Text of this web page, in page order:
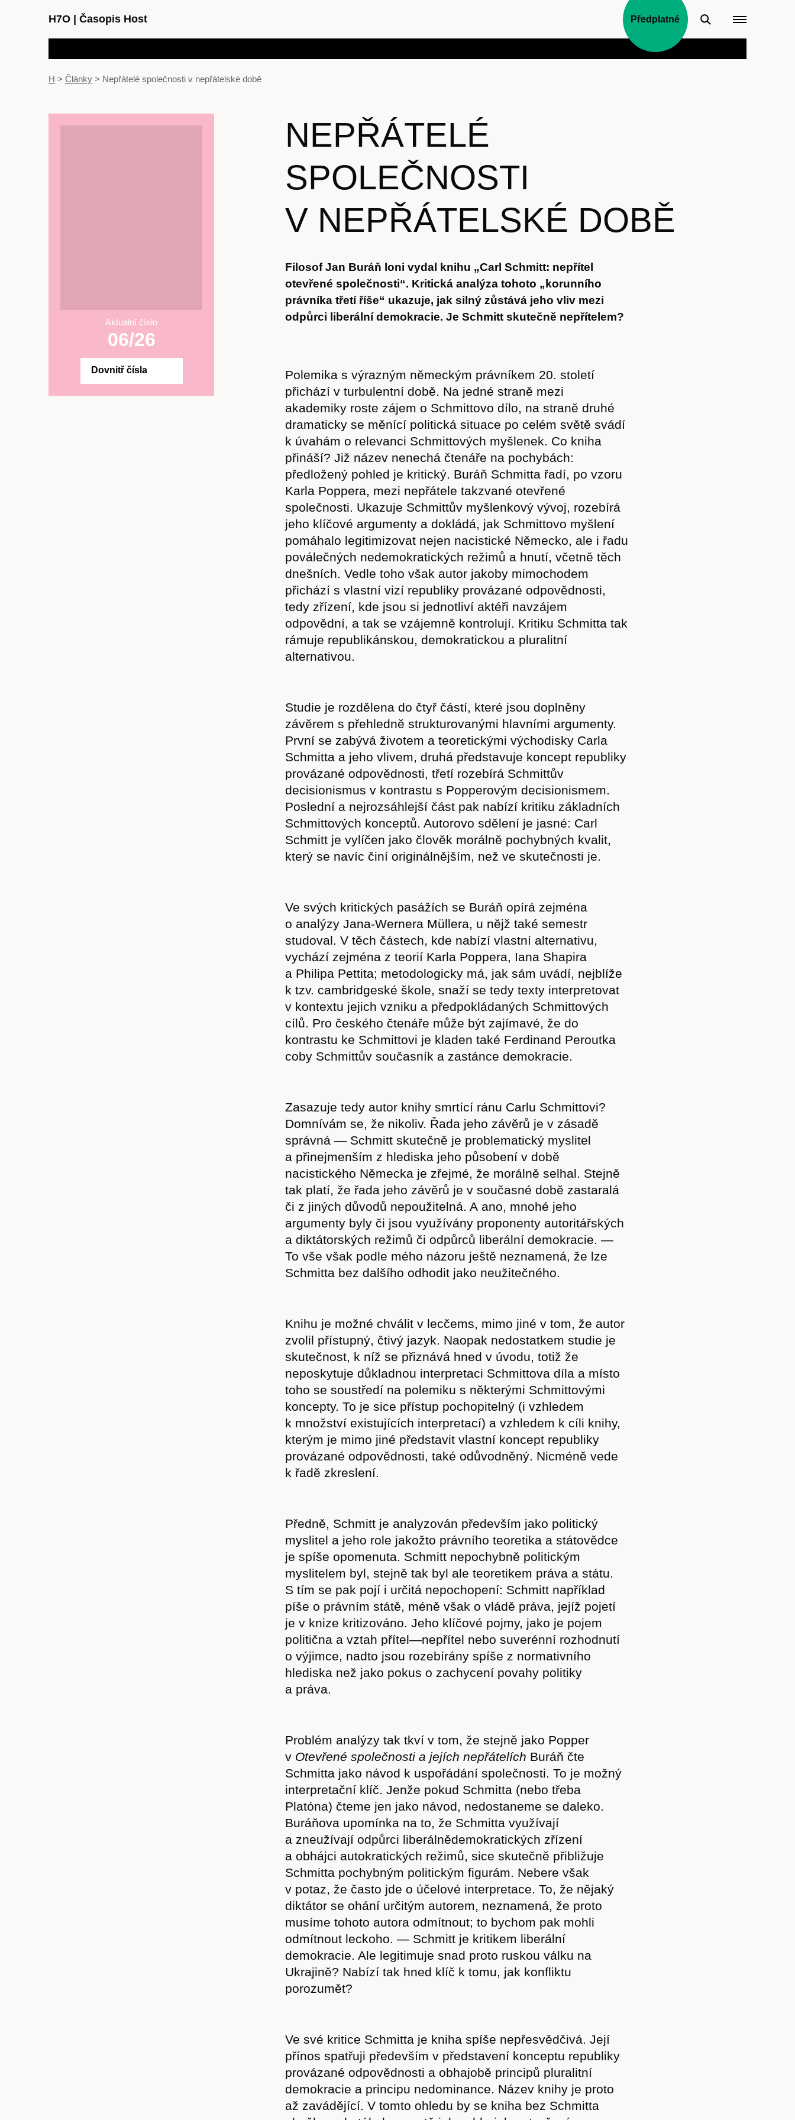
H7O Časopis Host Předplatné
Časopis
Hostcast Akce
Obchod
H > Články > Nepřátelé společnosti v nepřátelské době
Aktuální číslo
06/26
Dovnitř čísla
NEPŘÁTELÉ
SPOLEČNOSTI
V NEPŘÁTELSKÉ DOBĚ
Filosof Jan Buráň loni vydal knihu „Carl Schmitt: nepřítel
otevřené společnosti“. Kritická analýza tohoto „korunního
právníka třetí říše“ ukazuje, jak silný zůstává jeho vliv mezi
odpůrci liberální demokracie. Je Schmitt skutečně nepřítelem?
Polemika s výrazným německým právníkem 20. století
přichází v turbulentní době. Na jedné straně mezi
akademiky roste zájem o Schmittovo dílo, na straně druhé
dramaticky se měnící politická situace po celém světě svádí
k úvahám o relevanci Schmittových myšlenek. Co kniha
přináší? Již název nenechá čtenáře na pochybách:
předložený pohled je kritický. Buráň Schmitta řadí, po vzoru
Karla Poppera, mezi nepřátele takzvané otevřené
společnosti. Ukazuje Schmittův myšlenkový vývoj, rozebírá
jeho klíčové argumenty a dokládá, jak Schmittovo myšlení
pomáhalo legitimizovat nejen nacistické Německo, ale i řadu
poválečných nedemokratických režimů a hnutí, včetně těch
dnešních. Vedle toho však autor jakoby mimochodem
přichází s vlastní vizí republiky provázané odpovědnosti,
tedy zřízení, kde jsou si jednotliví aktéři navzájem
odpovědní, a tak se vzájemně kontrolují. Kritiku Schmitta tak
rámuje republikánskou, demokratickou a pluralitní
alternativou.
Studie je rozdělena do čtyř částí, které jsou doplněny
závěrem s přehledně strukturovanými hlavními argumenty.
První se zabývá životem a teoretickými východisky Carla
Schmitta a jeho vlivem, druhá představuje koncept republiky
provázané odpovědnosti, třetí rozebírá Schmittův
decisionismus v kontrastu s Popperovým decisionismem.
Poslední a nejrozsáhlejší část pak nabízí kritiku základních
Schmittových konceptů. Autorovo sdělení je jasné: Carl
Schmitt je vylíčen jako člověk morálně pochybných kvalit,
který se navíc činí originálnějším, než ve skutečnosti je.
Ve svých kritických pasážích se Buráň opírá zejména
o analýzy Jana-Wernera Müllera, u nějž také semestr
studoval. V těch částech, kde nabízí vlastní alternativu,
vychází zejména z teorií Karla Poppera, Iana Shapira
a Philipa Pettita; metodologicky má, jak sám uvádí, nejblíže
k tzv. cambridgeské škole, snaží se tedy texty interpretovat
v kontextu jejich vzniku a předpokládaných Schmittových
cílů. Pro českého čtenáře může být zajímavé, že do
kontrastu ke Schmittovi je kladen také Ferdinand Peroutka
coby Schmittův současník a zastánce demokracie.
Zasazuje tedy autor knihy smrtící ránu Carlu Schmittovi?
Domnívám se, že nikoliv. Řada jeho závěrů je v zásadě
správná — Schmitt skutečně je problematický myslitel
a přinejmenším z hlediska jeho působení v době
nacistického Německa je zřejmé, že morálně selhal. Stejně
tak platí, že řada jeho závěrů je v současné době zastaralá
či z jiných důvodů nepoužitelná. A ano, mnohé jeho
argumenty byly či jsou využívány proponenty autoritářských
a diktátorských režimů či odpůrců liberální demokracie. —
To vše však podle mého názoru ještě neznamená, že lze
Schmitta bez dalšího odhodit jako neužitečného.
Knihu je možné chválit v lecčems, mimo jiné v tom, že autor
zvolil přístupný, čtivý jazyk. Naopak nedostatkem studie je
skutečnost, k níž se přiznává hned v úvodu, totiž že
neposkytuje důkladnou interpretaci Schmittova díla a místo
toho se soustředí na polemiku s některými Schmittovými
koncepty. To je sice přístup pochopitelný (i vzhledem
k množství existujících interpretací) a vzhledem k cíli knihy,
kterým je mimo jiné představit vlastní koncept republiky
provázané odpovědnosti, také odůvodněný. Nicméně vede
k řadě zkreslení.
Předně, Schmitt je analyzován především jako politický
myslitel a jeho role jakožto právního teoretika a státovědce
je spíše opomenuta. Schmitt nepochybně politickým
myslitelem byl, stejně tak byl ale teoretikem práva a státu.
S tím se pak pojí i určitá nepochopení: Schmitt například
píše o právním státě, méně však o vládě práva, jejíž pojetí
je v knize kritizováno. Jeho klíčové pojmy, jako je pojem
politična a vztah přítel—nepřítel nebo suverénní rozhodnutí
o výjimce, nadto jsou rozebírány spíše z normativního
hlediska než jako pokus o zachycení povahy politiky
a práva.
Problém analýzy tak tkví v tom, že stejně jako Popper
v Otevřené společnosti a jejích nepřátelích Buráň čte
Schmitta jako návod k uspořádání společnosti. To je možný
interpretační klíč. Jenže pokud Schmitta (nebo třeba
Platóna) čteme jen jako návod, nedostaneme se daleko.
Buráňova upomínka na to, že Schmitta využívají
a zneužívají odpůrci liberálnědemokratických zřízení
a obhájci autokratických režimů, sice skutečně přibližuje
Schmitta pochybným politickým figurám. Nebere však
v potaz, že často jde o účelové interpretace. To, že nějaký
diktátor se ohání určitým autorem, neznamená, že proto
musíme tohoto autora odmítnout; to bychom pak mohli
odmítnout leckoho. — Schmitt je kritikem liberální
demokracie. Ale legitimuje snad proto ruskou válku na
Ukrajině? Nabízí tak hned klíč k tomu, jak konfliktu
porozumět?
Ve své kritice Schmitta je kniha spíše nepřesvědčivá. Její
přínos spatřuji především v představení konceptu republiky
provázané odpovědnosti a obhajobě principů pluralitní
demokracie a principu nedominance. Název knihy je proto
až zavádějící. V tomto ohledu by se kniha bez Schmitta